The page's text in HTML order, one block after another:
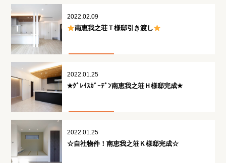
2022.02.09
南恵我之荘Ｔ様邸引き渡し
2022.01.25
✭ｸﾞﾚｲｽｶﾞｰﾃﾞﾝ南恵我之荘Ｈ様邸完成✭
2022.01.25
☆自社物件！南恵我之荘Ｋ様邸完成☆